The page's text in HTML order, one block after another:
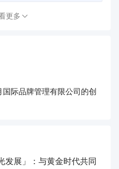
更多
际品牌管理有限公司的创
发展」：与黄金时代共同